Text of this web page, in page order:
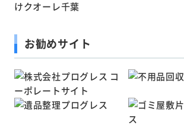
お勧めサイト